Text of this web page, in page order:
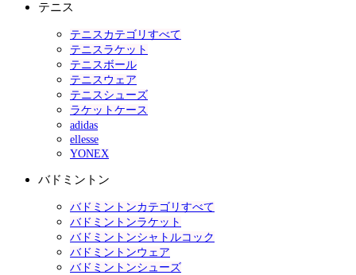
テニス
テニスカテゴリすべて
テニスラケット
テニスボール
テニスウェア
テニスシューズ
ラケットケース
adidas
ellesse
YONEX
バドミントン
バドミントンカテゴリすべて
バドミントンラケット
バドミントンシャトルコック
バドミントンウェア
バドミントンシューズ